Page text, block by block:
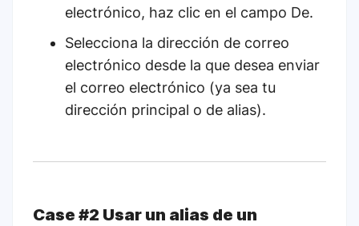
electrónico, haz clic en el campo De.
Selecciona la dirección de correo
electrónico desde la que desea enviar
el correo electrónico (ya sea tu
dirección principal o de alias).
Case #2 Usar un alias de un